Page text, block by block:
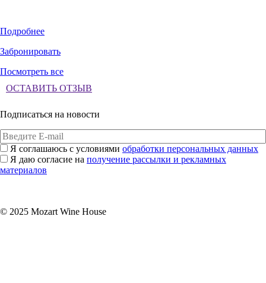
Подробнее
Забронировать
Посмотреть все
ОСТАВИТЬ ОТЗЫВ
Подписаться на новости
Я соглашаюсь с условиями обработки персональных данных
Я даю согласие на получение рассылки и рекламных
материалов
© 2025 Mozart Wine House